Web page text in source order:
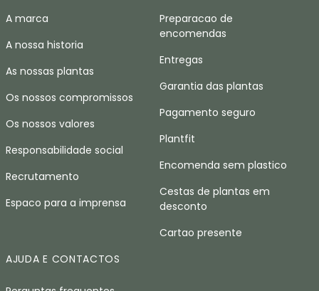
A marca
A nossa historia
As nossas plantas
Os nossos compromissos
Os nossos valores
Responsabilidade social
Recrutamento
Espaco para a imprensa
Preparacao de
encomendas
Entregas
Garantia das plantas
Pagamento seguro
Plantfit
Encomenda sem plastico
Cestas de plantas em
desconto
Cartao presente
AJUDA E CONTACTOS